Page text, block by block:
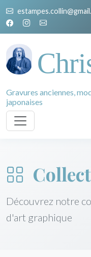
Gravures anciennes,
japonaises
Découvrez notre
d'art graphique